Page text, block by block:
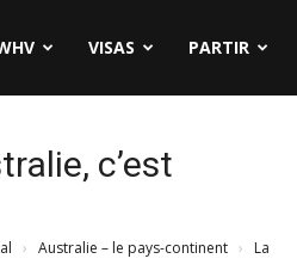
VISAS PARTIR
c’est
› Australie – le pays-continent ›
La